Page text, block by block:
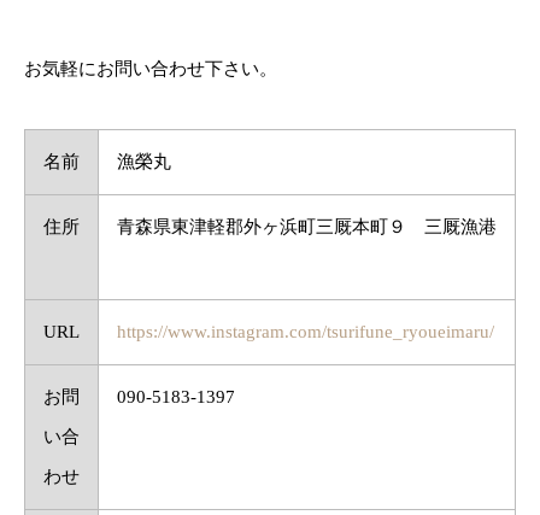
お気軽にお問い合わせ下さい。
名前 漁榮丸
住所 青森県東津軽郡外ヶ浜町三厩本町９ 三厩漁港
URL https://www.instagram.com/tsurifune_ryoueimaru/
お問
い合
わせ
090-5183-1397